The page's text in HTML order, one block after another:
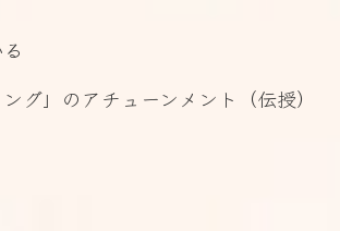
ング」のアチューンメント（伝授）